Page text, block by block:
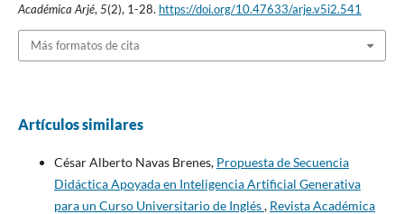
Académica Arjé, 5(2), 1-28. https://doi.org/10.47633/arje.v5i2.541
Más formatos de cita
Artículos similares
César Alberto Navas Brenes, Propuesta de Secuencia
Didáctica Apoyada en Inteligencia Artificial Generativa
para un Curso Universitario de Inglés, Revista Académica